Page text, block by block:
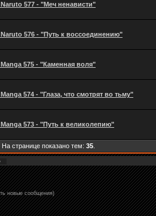
577 - "Меч ненависти"
576 - "Путь к воссоединению"
575 - "Каменная воля"
574 - "Глаза, что смотрят во тьму"
573 - "Путь к великолепию"
. На странице показано тем: 35
новые сообщения)